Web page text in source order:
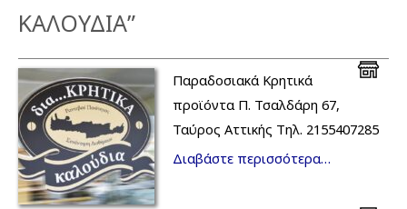
ΚΑΛΟΥΔΙΑ”
Παραδοσιακά Κρητικά
προϊόντα Π. Τσαλδάρη 67,
Ταύρος Αττικής Τηλ. 2155407285
Διαβάστε περισσότερα…